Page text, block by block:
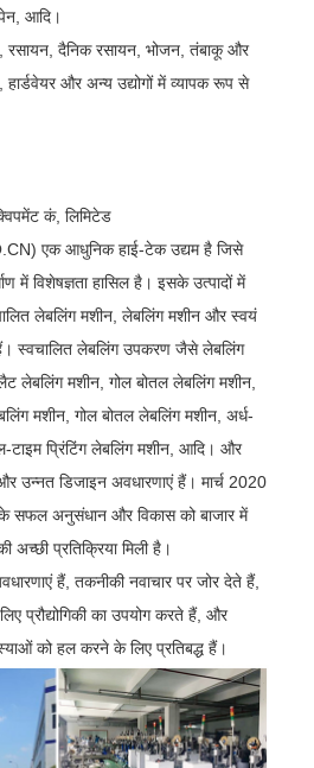
आदि।
रसायन, दैनिक रसायन, भोजन, तंबाकू और
हार्डवेयर और अन्य उद्योगों में व्यापक रूप से
कं, लिमिटेड
एक आधुनिक हाई-टेक उद्यम है जिसे
में विशेषज्ञता हासिल है। इसके उत्पादों में
लेबलिंग मशीन, लेबलिंग मशीन और स्वयं
स्वचालित लेबलिंग उपकरण जैसे लेबलिंग
लेबलिंग मशीन, गोल बोतल लेबलिंग मशीन,
मशीन, गोल बोतल लेबलिंग मशीन, अर्ध-
टाइम प्रिंटिंग लेबलिंग मशीन, आदि। और
उन्नत डिजाइन अवधारणाएं हैं। मार्च 2020
सफल अनुसंधान और विकास को बाजार में
अच्छी प्रतिक्रिया मिली है।
हैं, तकनीकी नवाचार पर जोर देते हैं,
प्रौद्योगिकी का उपयोग करते हैं, और
को हल करने के लिए प्रतिबद्ध हैं।